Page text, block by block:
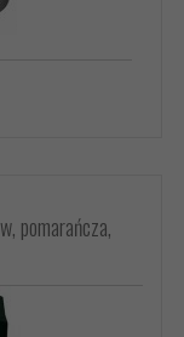
pomarańcza,